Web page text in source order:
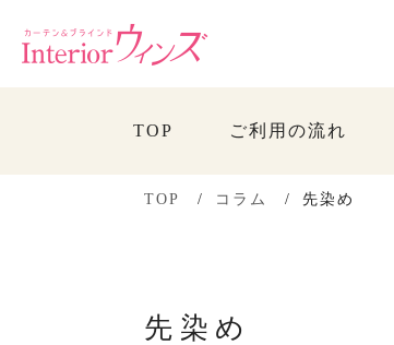
TOP ご利用の流れ
TOP コラム 先染め
先染め